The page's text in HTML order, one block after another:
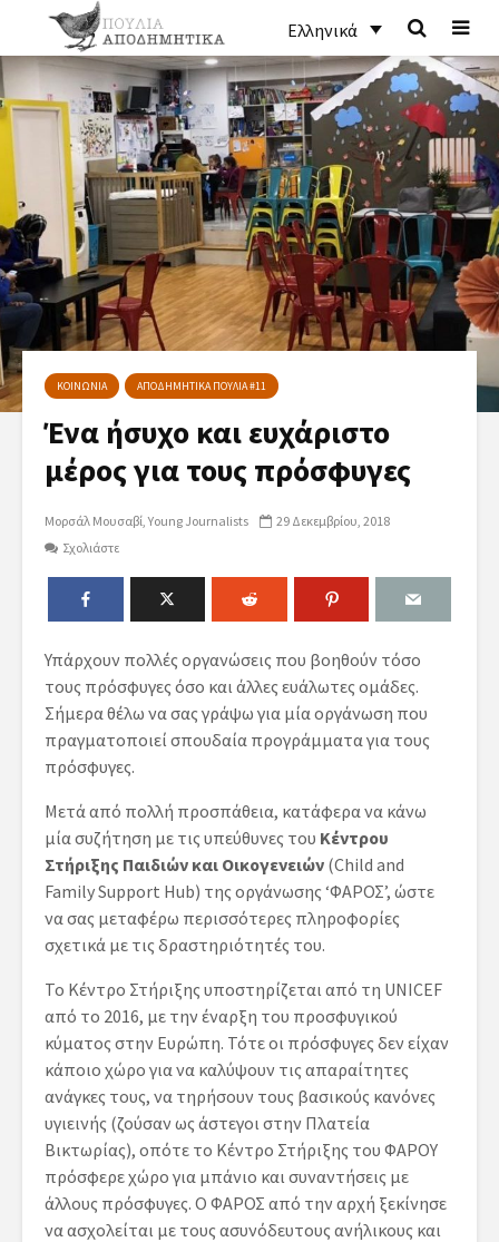
Ελληνικά
ΚΟΙΝΩΝΙΑ ΑΠΟΔΗΜΗΤΙΚΑ ΠΟΥΛΙΑ #11
Ένα ήσυχο και ευχάριστο
μέρος για τους πρόσφυγες
Μορσάλ Μουσαβί Young Journalists
29 Δεκεμβρίου, 2018
Σχολιάστε
Υπάρχουν πολλές οργανώσεις που βοηθούν τόσο
τους πρόσφυγες όσο και άλλες ευάλωτες ομάδες.
Σήμερα θέλω να σας γράψω για μία οργάνωση που
πραγματοποιεί σπουδαία προγράμματα για τους
πρόσφυγες.
Μετά από πολλή προσπάθεια, κατάφερα να κάνω
μία συζήτηση με τις υπεύθυνες του Κέντρου
Στήριξης Παιδιών και Οικογενειών (Child and
Family Support Hub) της οργάνωσης ‘ΦΑΡΟΣ’, ώστε
να σας μεταφέρω περισσότερες πληροφορίες
σχετικά με τις δραστηριότητές του.
Το Κέντρο Στήριξης υποστηρίζεται από τη UNICEF
από το 2016, με την έναρξη του προσφυγικού
κύματος στην Ευρώπη. Τότε οι πρόσφυγες δεν είχαν
κάποιο χώρο για να καλύψουν τις απαραίτητες
ανάγκες τους, να τηρήσουν τους βασικούς κανόνες
υγιεινής (ζούσαν ως άστεγοι στην Πλατεία
Βικτωρίας), οπότε το Κέντρο Στήριξης του ΦΑΡΟΥ
πρόσφερε χώρο για μπάνιο και συναντήσεις με
άλλους πρόσφυγες. Ο ΦΑΡΟΣ από την αρχή ξεκίνησε
να ασχολείται με τους ασυνόδευτους ανήλικους και